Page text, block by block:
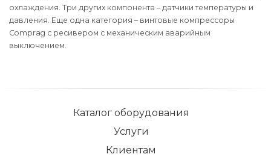
охлаждения. Три других компонента – датчики температуры и
давления. Еще одна категория – винтовые компрессоры
Comprag с ресивером с механическим аварийным
выключением.
Каталог оборудования
Услуги
Клиентам